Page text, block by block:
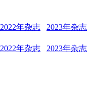
2022年杂志 2023年杂志
2022年杂志 2023年杂志